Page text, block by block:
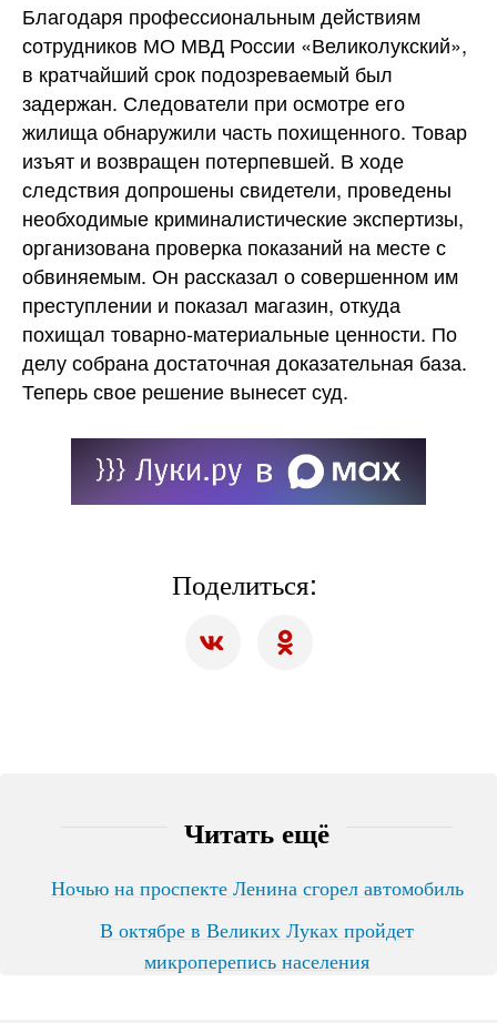
Благодаря профессиональным действиям
сотрудников МО МВД России «Великолукский»,
в кратчайший срок подозреваемый был
задержан. Следователи при осмотре его
жилища обнаружили часть похищенного. Товар
изъят и возвращен потерпевшей. В ходе
следствия допрошены свидетели, проведены
необходимые криминалистические экспертизы,
организована проверка показаний на месте с
обвиняемым. Он рассказал о совершенном им
преступлении и показал магазин, откуда
похищал товарно-материальные ценности. По
делу собрана достаточная доказательная база.
Теперь свое решение вынесет суд.
Поделиться:
Читать ещё
Ночью на проспекте Ленина сгорел автомобиль
В октябре в Великих Луках пройдет
микроперепись населения